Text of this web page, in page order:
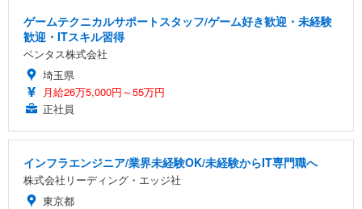
ゲームテクニカルサポートスタッフ/ゲーム好き歓迎・未経験
歓迎・ITスキル習得
ベンタス株式会社
埼玉県
月給26万5,000円～55万円
正社員
インフラエンジニア/業界未経験OK/未経験からIT専門職へ
株式会社リーディング・エッジ社
東京都